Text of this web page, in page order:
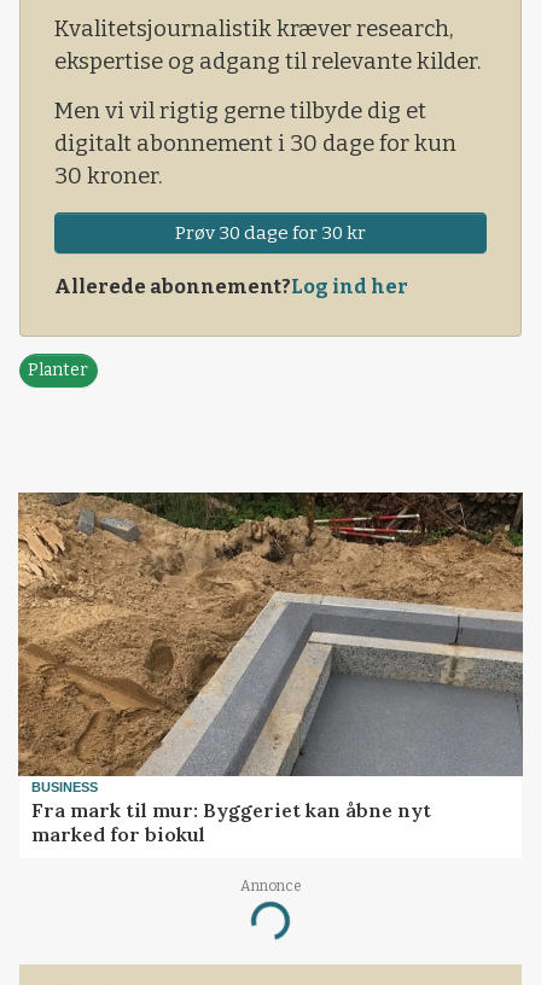
Kvalitetsjournalistik kræver research,
ekspertise og adgang til relevante kilder.
Men vi vil rigtig gerne tilbyde dig et
digitalt abonnement i 30 dage for kun
30 kroner.
Prøv 30 dage for 30 kr
Allerede abonnement?Log ind her
Planter
BUSINESS
Fra mark til mur: Byggeriet kan åbne nyt
marked for biokul
Annonce
Loading...